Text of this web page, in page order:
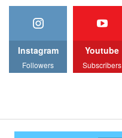
Youtube
Subscribers
Instagram
Followers